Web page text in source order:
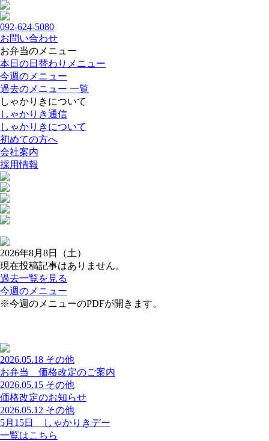
092-624-5080
お問い合わせ
お弁当のメニュー
本日の日替わりメニュー
今週のメニュー
過去のメニュー 一覧
しゃかりきについて
しゃかりき通信
しゃかりきについて
初めての方へ
会社案内
採用情報
2026年8月8日（土）
現在投稿記事はありません。
過去一覧を見る
今週のメニュー
※今週のメニューのPDFが開きます。
2026.05.18 その他
お弁当 価格改定のご案内
2026.05.15 その他
価格改定のお知らせ
2026.05.12 その他
5月15日 しゃかりきデー
一覧はこちら